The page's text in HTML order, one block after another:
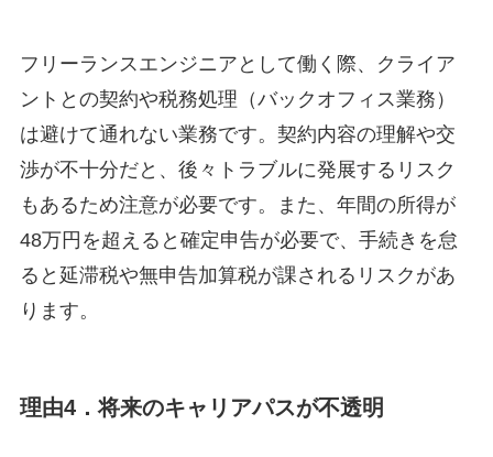
フリーランスエンジニアとして働く際、クライア
ントとの契約や税務処理（バックオフィス業務）
は避けて通れない業務です。契約内容の理解や交
渉が不十分だと、後々トラブルに発展するリスク
もあるため注意が必要です。また、年間の所得が
48万円を超えると確定申告が必要で、手続きを怠
ると延滞税や無申告加算税が課されるリスクがあ
ります。
理由4．将来のキャリアパスが不透明